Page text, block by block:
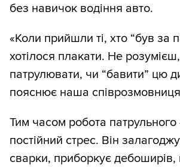
без навичок водіння авто.
«Коли прийшли ті, хто “був за
хотілося плакати. Не
патрулювати, чи “бавити” цю
пояснює наша
Тим часом робота
постійний стрес. Він
сварки, приборкує дебоширів,